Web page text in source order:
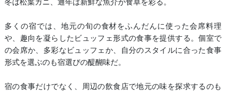
冬は松葉ガニ、通年は新鮮な魚介が食卓を彩る。
多くの宿では、地元の旬の食材をふんだんに使った会席料理
や、趣向を凝らしたビュッフェ形式の食事を提供する。個室で
の会席か、多彩なビュッフェか、自分のスタイルに合った食事
形式を選ぶのも宿選びの醍醐味だ。
宿の食事だけでなく、周辺の飲食店で地元の味を探求するのも